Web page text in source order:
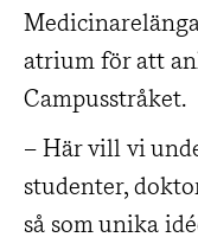
atrium för att
Campusstråket.
– Här vill vi
studenter,
så som unika